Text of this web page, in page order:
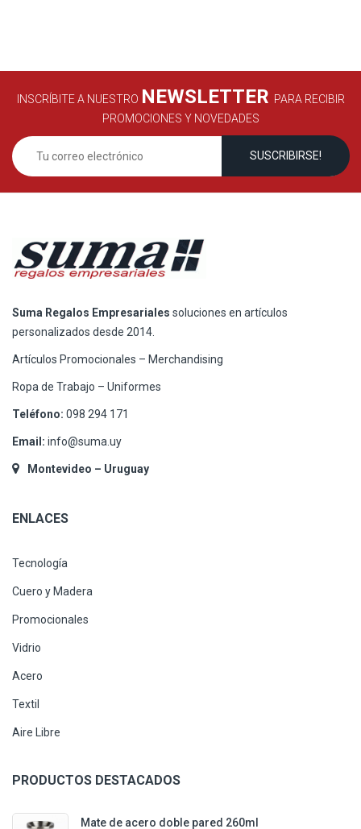
INSCRÍBITE A NUESTRO NEWSLETTER PARA RECIBIR
PROMOCIONES Y NOVEDADES
Suma Regalos Empresariales soluciones en artículos
personalizados desde 2014.
Artículos Promocionales – Merchandising
Ropa de Trabajo – Uniformes
Teléfono: 098 294 171
Email: info@suma.uy
Montevideo – Uruguay
ENLACES
Tecnología
Cuero y Madera
Promocionales
Vidrio
Acero
Textil
Aire Libre
PRODUCTOS DESTACADOS
Mate de acero doble pared 260ml